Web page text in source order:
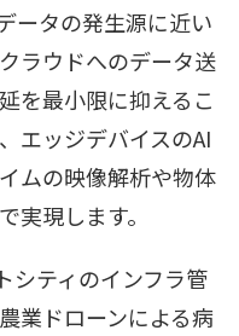
ータの発生源に近い
ラウドへのデータ送
を最小限に抑えるこ
エッジデバイスのAI
ムの映像解析や物体
で実現します。
シティのインフラ管
業ドローンによる病